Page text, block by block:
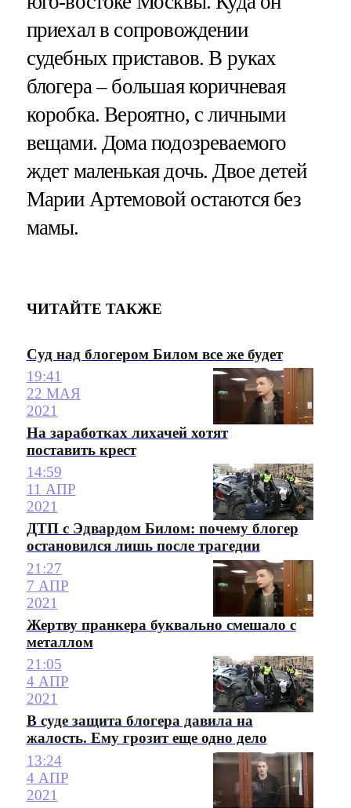
приехал в сопровождении
судебных приставов. В руках
блогера – большая коричневая
коробка. Вероятно, с личными
вещами. Дома подозреваемого
ждет маленькая дочь. Двое детей
Марии Артемовой остаются без
мамы.
ЧИТАЙТЕ ТАКЖЕ
Суд над блогером Билом все же будет
19:41
22 МАЯ
2021
На заработках лихачей хотят
поставить крест
14:59
11 АПР
2021
ДТП с Эдвардом Билом: почему блогер
остановился лишь после трагедии
21:27
7 АПР
2021
Жертву пранкера буквально смешало с
металлом
21:05
4 АПР
2021
В суде защита блогера давила на
жалость. Ему грозит еще одно дело
13:24
4 АПР
2021